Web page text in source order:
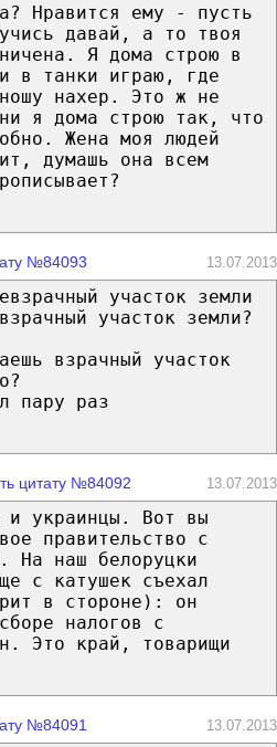
Нравится ему - пусть
давай, а то твоя
Я дома строю в
в танки играю, где
нахер. Это ж не
я дома строю так, что
Жена моя людей
думашь она всем
№84093 13.07.2013
участок земли
участок земли?
взрачный участок
пару раз
цитату №84092 13.07.2013
и украинцы. Вот вы
правительство с
На наш белоруцки
с катушек съехал
в стороне): он
налогов с
Это край, товарищи
№84091 13.07.2013